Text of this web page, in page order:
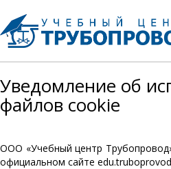
Уведомление об
файлов cookie
ООО «Учебный центр
официальном сайте